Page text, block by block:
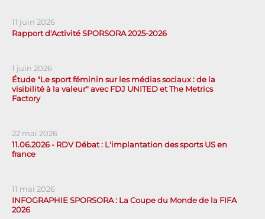
11 juin 2026
Rapport d'Activité SPORSORA 2025-2026
1 juin 2026
Étude "Le sport féminin sur les médias sociaux : de la
visibilité à la valeur" avec FDJ UNITED et The Metrics
Factory
22 mai 2026
11.06.2026 - RDV Débat : L'implantation des sports US en
france
11 mai 2026
INFOGRAPHIE SPORSORA : La Coupe du Monde de la FIFA
2026